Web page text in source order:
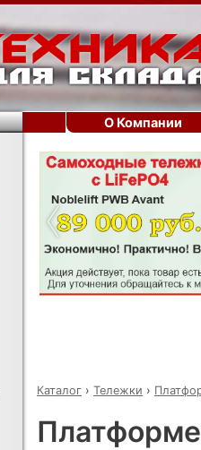
‹
Каталог › Тележки ›
О Компании